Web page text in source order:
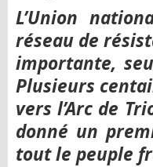
L’Union
réseau de
importante,
Plusieurs
vers l’Arc de
donné un
tout le peuple